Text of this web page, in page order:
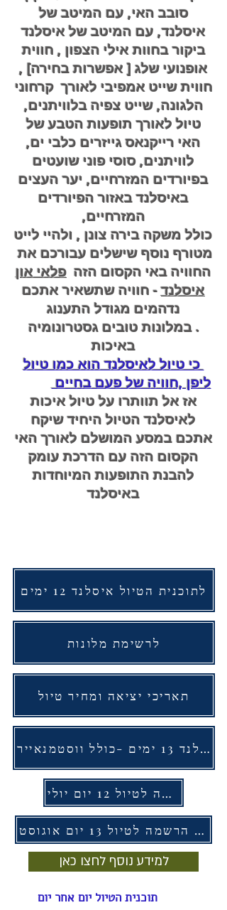
סובב האי, עם המיטב של
איסלנד, עם המיטב של איסלנד
ביקור בחוות אילי הצפון , חווית
אופנועי שלג [ אפשרות בחירה] ,
חווית שייט אמפיבי לאורך קרחוני
הלגונה, שייט צפיה בלוויתנים,
טיול לאורך תופעות הטבע של
האי רייקנאס גייזרים כלבי ים,
לוויתנים, סוסי פוני שועטים
בפיורדים המזרחיים, יער העצים
באיסלנד באזור הפיורדים
המזרחיים,
כולל משקה בירה צונן , ולהיי לייט
מטורף נוסף שישלים עבורכם את
החוויה באי הקסום הזה פלאי און
איסלנד- חוויה שתשאיר אתכם
נדהמים מגודל התענוג
. במלונות טובים גסטרונומיה
באיכות
כי טיול לאיסלנד הוא כמו טיול
ליפן ,חוויה של פעם בחיים
אז אל תוותרו על טיול איכות
לאיסלנד הטיול היחיד שיקח
אתכם במסע המושלם לאורך האי
הקסום הזה עם הדרכת עומק
להבנת התופעות המיוחדות
באיסלנד
לתוכנית הטיול איסלנד 12 ימים
לרשימת מלונות
תאריכי יציאה ומחיר טיול
איסלנד 13 ימים -כולל ווסטמנאייר
לטופס הרשמה לטיול 12 יום יולי
לטופס הרשמה לטיול 13 יום אוגוסט
למידע נוסף לחצו כאן
תוכנית הטיול יום אחר יום